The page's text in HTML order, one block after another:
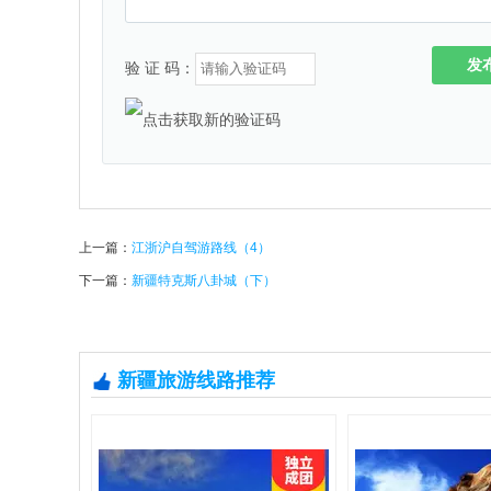
验 证 码： 发
上一篇： 江浙沪自驾游路线（4）
下一篇： 新疆特克斯八卦城（下）
新疆旅游线路推荐